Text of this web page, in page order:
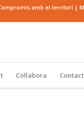
amb el territori |
Col·labora